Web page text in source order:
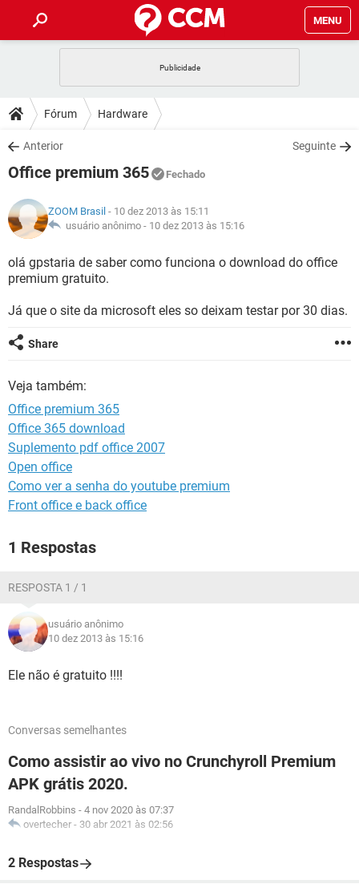
MENU
CELULAR
OUTLOOK
INSTAGRAM GMAIL
GUIA DE COMPRAS
DICAS
JOGOS
INSTAGRAM GMAIL
GUIA DE COMPRAS
DOWNLOADS
JOGOS WHATSAPP
CELULAR
OUTLOOK EXCEL
INSTAGRAM GMAIL
GUIA DE COMPRAS
JOGOS WHATSAPP
CELULAR
OUTLOOK EXCEL
GLOSSÁRIO
JOGOS WHATSAPP
CELULAR
OUTLOOK EXCEL
INSTAGRAM
Fórum Hardware
Anterior Seguinte
Office premium 365 Fechado
ZOOM Brasil - 10 dez 2013 às 15:11
usuário anônimo - 10 dez 2013 às 15:16
olá gpstaria de saber como funciona o download do office
premium gratuito.
Já que o site da microsoft eles so deixam testar por 30 dias.
Share
Veja também:
Office premium 365
Office 365 download
Suplemento pdf office 2007
Open office
Como ver a senha do youtube premium
Front office e back office
1 Respostas
RESPOSTA 1 / 1
usuário anônimo
10 dez 2013 às 15:16
Ele não é gratuito !!!!
Conversas semelhantes
Como assistir ao vivo no Crunchyroll Premium
APK grátis 2020.
RandalRobbins - 4 nov 2020 às 07:37
overtecher - 30 abr 2021 às 02:56
2 Respostas